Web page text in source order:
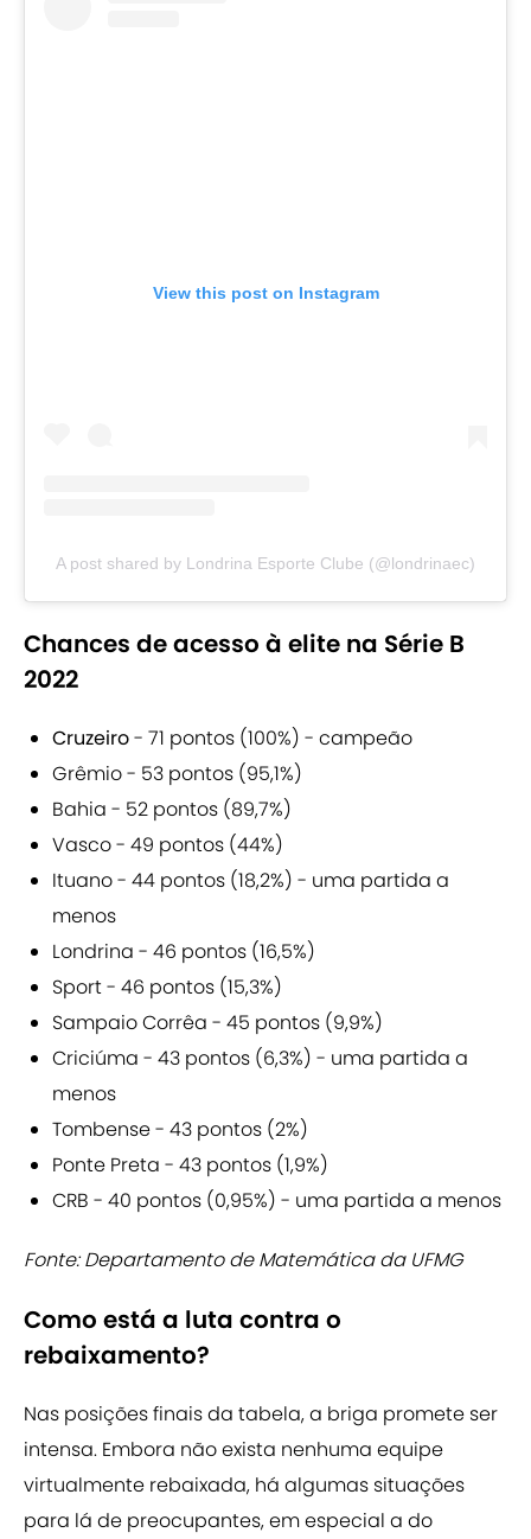
View this post on Instagram
A post shared by Londrina Esporte Clube (@londrinaec)
Chances de acesso à elite na Série B
2022
Cruzeiro- 71 pontos (100%) - campeão
Grêmio - 53 pontos (95,1%)
Bahia - 52 pontos (89,7%)
Vasco - 49 pontos (44%)
Ituano - 44 pontos (18,2%) - uma partida a
menos
Londrina - 46 pontos (16,5%)
Sport - 46 pontos (15,3%)
Sampaio Corrêa - 45 pontos (9,9%)
Criciúma - 43 pontos (6,3%) - uma partida a
menos
Tombense - 43 pontos (2%)
Ponte Preta - 43 pontos (1,9%)
CRB - 40 pontos (0,95%) - uma partida a menos
Fonte: Departamento de Matemática da UFMG
Como está a luta contra o
rebaixamento?
Nas posições finais da tabela, a briga promete ser
intensa. Embora não exista nenhuma equipe
virtualmente rebaixada, há algumas situações
para lá de preocupantes, em especial a do